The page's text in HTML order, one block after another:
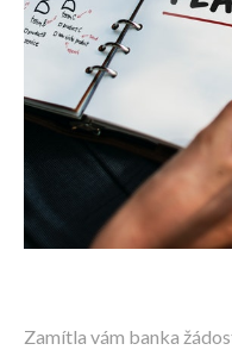
Zamítla vám banka